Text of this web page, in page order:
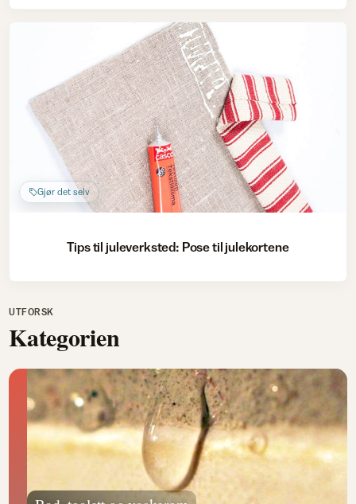
Gjør det selv
Tips til juleverksted: Pose til julekortene
UTFORSK
Kategorien